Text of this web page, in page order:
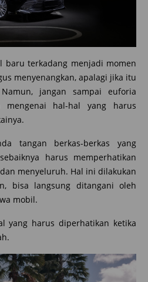
baru terkadang menjadi momen
menyenangkan, apalagi jika itu
jangan sampai euforia
hal-hal yang harus
tangan berkas-berkas yang
harus memperhatikan
menyeluruh. Hal ini dilakukan
bisa langsung ditangani oleh
mobil.
yang harus diperhatikan ketika